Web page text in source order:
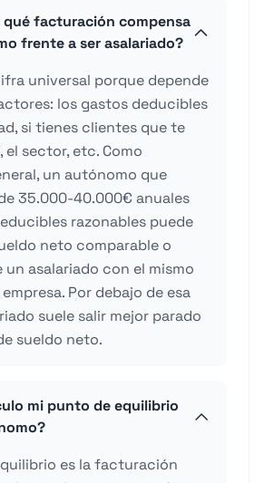
qué facturación compensa
frente a ser asalariado?
universal porque depende
los gastos deducibles
si tienes clientes que te
el sector, etc. Como
un autónomo que
35.000-40.000€ anuales
razonables puede
neto comparable o
un asalariado con el mismo
Por debajo de esa
suele salir mejor parado
sueldo neto.
mi punto de equilibrio
es la facturación